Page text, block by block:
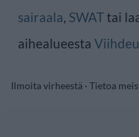
sairaala, SWATtai
aihealueesta
Ilmoita virheestä · Tietoa